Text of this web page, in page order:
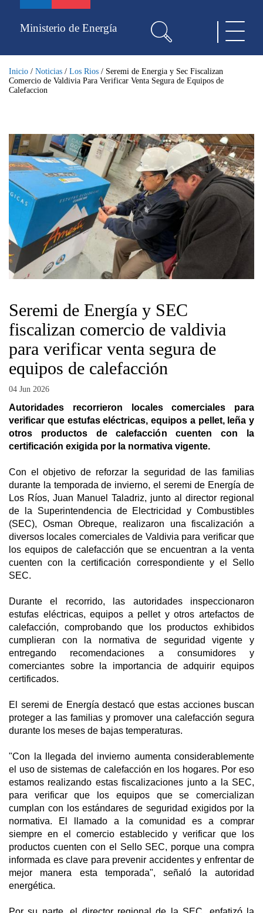
contenidoMinisterio de Energía
Inicio / Noticias / Los Rios / Seremi de Energia y Sec Fiscalizan
Comercio de Valdivia Para Verificar Venta Segura de Equipos de
Calefaccion
Seremi de Energía y SEC
fiscalizan comercio de valdivia
para verificar venta segura de
equipos de calefacción
04 Jun 2026
Autoridades recorrieron locales comerciales para
verificar que estufas eléctricas, equipos a pellet, leña y
otros productos de calefacción cuenten con la
certificación exigida por la normativa vigente.
Con el objetivo de reforzar la seguridad de las familias
durante la temporada de invierno, el seremi de Energía de
Los Ríos, Juan Manuel Taladriz, junto al director regional
de la Superintendencia de Electricidad y Combustibles
(SEC), Osman Obreque, realizaron una fiscalización a
diversos locales comerciales de Valdivia para verificar que
los equipos de calefacción que se encuentran a la venta
cuenten con la certificación correspondiente y el Sello
SEC.
Durante el recorrido, las autoridades inspeccionaron
estufas eléctricas, equipos a pellet y otros artefactos de
calefacción, comprobando que los productos exhibidos
cumplieran con la normativa de seguridad vigente y
entregando recomendaciones a consumidores y
comerciantes sobre la importancia de adquirir equipos
certificados.
El seremi de Energía destacó que estas acciones buscan
proteger a las familias y promover una calefacción segura
durante los meses de bajas temperaturas.
"Con la llegada del invierno aumenta considerablemente
el uso de sistemas de calefacción en los hogares. Por eso
estamos realizando estas fiscalizaciones junto a la SEC,
para verificar que los equipos que se comercializan
cumplan con los estándares de seguridad exigidos por la
normativa. El llamado a la comunidad es a comprar
siempre en el comercio establecido y verificar que los
productos cuenten con el Sello SEC, porque una compra
informada es clave para prevenir accidentes y enfrentar de
mejor manera esta temporada", señaló la autoridad
energética.